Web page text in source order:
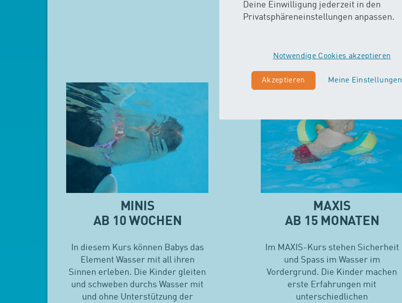
Deine Einwilligung jederzeit in den
Privatsphäreneinstellungen anpassen.
Notwendige Cookies akzeptieren
Akzeptieren Meine Einstellungen
MINIS
AB 10 WOCHEN
In diesem Kurs können Babys das
Element Wasser mit all ihren
Sinnen erleben. Die Kinder gleiten
und schweben durchs Wasser mit
und ohne Unterstützung der
MAXIS
AB 15 MONATEN
Im MAXIS-Kurs stehen Sicherheit
und Spass im Wasser im
Vordergrund. Die Kinder machen
erste Erfahrungen mit
unterschiedlichen